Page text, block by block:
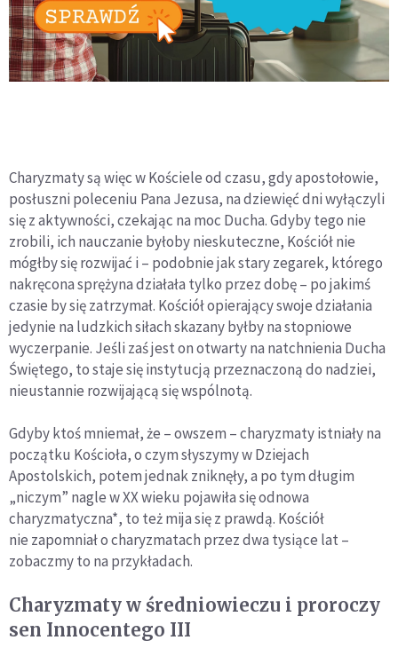
Charyzmaty są więc w Kościele od czasu, gdy apostołowie,
posłuszni poleceniu Pana Jezusa, na dziewięć dni wyłączyli
się z aktywności, czekając na moc Ducha. Gdyby tego nie
zrobili, ich nauczanie byłoby nieskuteczne, Kościół nie
mógłby się rozwijać i – podobnie jak stary zegarek, którego
nakręcona sprężyna działała tylko przez dobę – po jakimś
czasie by się zatrzymał. Kościół opierający swoje działania
jedynie na ludzkich siłach skazany byłby na stopniowe
wyczerpanie. Jeśli zaś jest on otwarty na natchnienia Ducha
Świętego, to staje się instytucją przeznaczoną do nadziei,
nieustannie rozwijającą się wspólnotą.
Gdyby ktoś mniemał, że – owszem – charyzmaty istniały na
początku Kościoła, o czym słyszymy w Dziejach
Apostolskich, potem jednak zniknęły, a po tym długim
„niczym” nagle w XX wieku pojawiła się odnowa
charyzmatyczna*, to też mija się z prawdą. Kościół
nie zapomniał o charyzmatach przez dwa tysiące lat –
zobaczmy to na przykładach.
Charyzmaty w średniowieczu i proroczy
sen Innocentego III